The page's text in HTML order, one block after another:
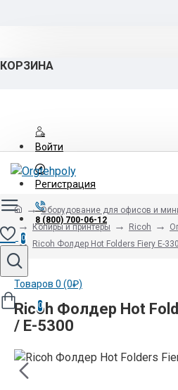
КОРЗИНА
Войти
Регистрация
8 (800) 700-06-12
0
Товаров 0 (0₽)
0
Оборудование для офисов и
Копиры и принтеры
Ricoh
Ricoh Фолдер Hot Folders Fiery E-
Ricoh Фолдер Hot
/ E-5300